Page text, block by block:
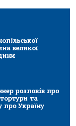
великої
розповів про
та
про Україну